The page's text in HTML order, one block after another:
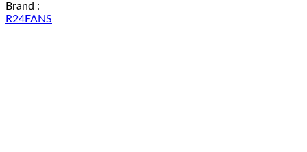
Brand :
R24FANS